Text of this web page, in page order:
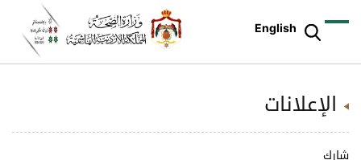
English
الإعلانات
شارك